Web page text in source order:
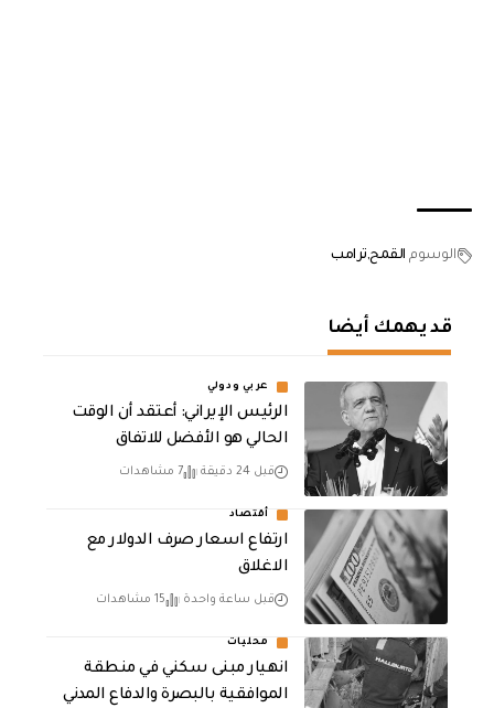
الوسوم القمح ترامب
قد يهمك أيضا
عربي ودولي
الرئيس الإيراني: أعتقد أن الوقت
الحالي هو الأفضل للاتفاق
قبل 24 دقيقة 7 مشاهدات
أقتصاد
ارتفاع اسعار صرف الدولار مع
الاغلاق
قبل ساعة واحدة 15 مشاهدات
محليات
انهيار مبنى سكني في منطقة
الموافقية بالبصرة والدفاع المدني